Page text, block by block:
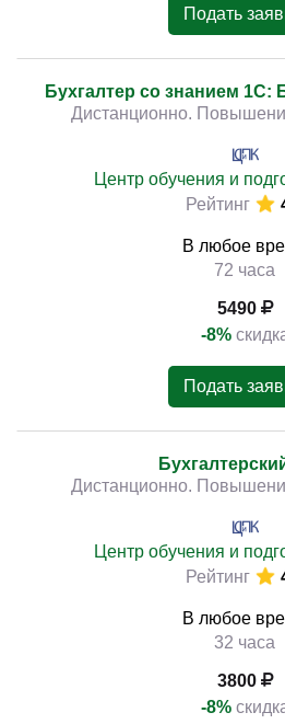
Подать
Бухгалтер со знанием 1С:
Дистанционно.
Центр обучения и
Рейтинг
В любое
72 часа
5490
-8%
Подать
Дистанционно.
Центр обучения и
Рейтинг
В любое
32 часа
3800
-8%